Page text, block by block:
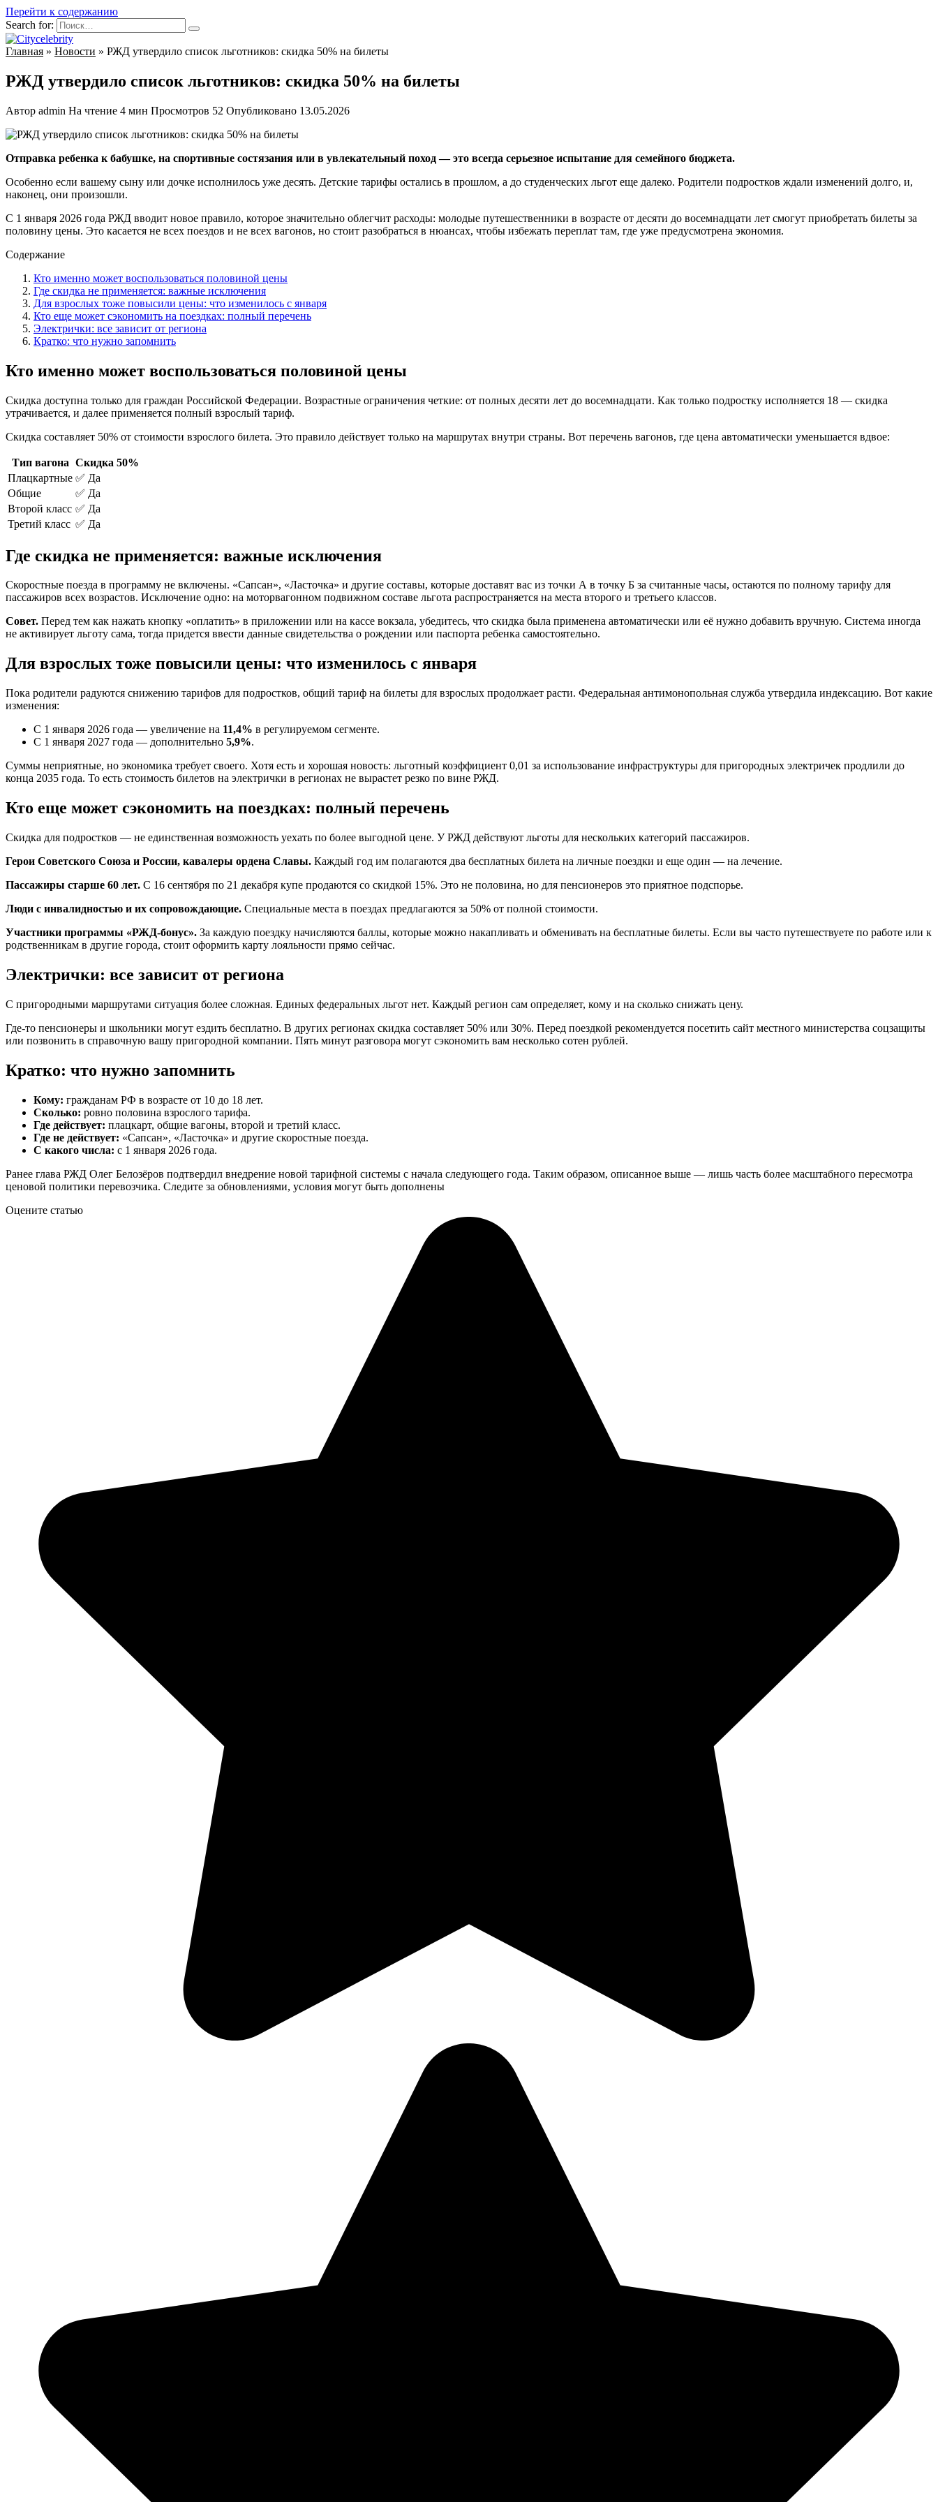
Перейти к содержанию
Search for:
Главная » Новости » РЖД утвердило список льготников: скидка 50% на билеты
РЖД утвердило список льготников: скидка 50% на билеты
Автор admin На чтение 4 мин Просмотров 52 Опубликовано 13.05.2026
Отправка ребенка к бабушке, на спортивные состязания или в увлекательный поход — это всегда серьезное испытание для семейного бюджета.
Особенно если вашему сыну или дочке исполнилось уже десять. Детские тарифы остались в прошлом, а до студенческих льгот еще далеко. Родители подростков ждали изменений долго, и,
наконец, они произошли.
С 1 января 2026 года РЖД вводит новое правило, которое значительно облегчит расходы: молодые путешественники в возрасте от десяти до восемнадцати лет смогут приобретать билеты за
половину цены. Это касается не всех поездов и не всех вагонов, но стоит разобраться в нюансах, чтобы избежать переплат там, где уже предусмотрена экономия.
Содержание
Кто именно может воспользоваться половиной цены
Где скидка не применяется: важные исключения
Для взрослых тоже повысили цены: что изменилось с января
Кто еще может сэкономить на поездках: полный перечень
Электрички: все зависит от региона
Кратко: что нужно запомнить
Кто именно может воспользоваться половиной цены
Скидка доступна только для граждан Российской Федерации. Возрастные ограничения четкие: от полных десяти лет до восемнадцати. Как только подростку исполняется 18 — скидка
утрачивается, и далее применяется полный взрослый тариф.
Скидка составляет 50% от стоимости взрослого билета. Это правило действует только на маршрутах внутри страны. Вот перечень вагонов, где цена автоматически уменьшается вдвое:
Тип вагона Скидка 50%
Плацкартные ✅ Да
Общие
✅ Да
Второй класс ✅ Да
Третий класс ✅ Да
Где скидка не применяется: важные исключения
Скоростные поезда в программу не включены. «Сапсан», «Ласточка» и другие составы, которые доставят вас из точки А в точку Б за считанные часы, остаются по полному тарифу для
пассажиров всех возрастов. Исключение одно: на моторвагонном подвижном составе льгота распространяется на места второго и третьего классов.
Совет. Перед тем как нажать кнопку «оплатить» в приложении или на кассе вокзала, убедитесь, что скидка была применена автоматически или её нужно добавить вручную. Система иногда
не активирует льготу сама, тогда придется ввести данные свидетельства о рождении или паспорта ребенка самостоятельно.
Для взрослых тоже повысили цены: что изменилось с января
Пока родители радуются снижению тарифов для подростков, общий тариф на билеты для взрослых продолжает расти. Федеральная антимонопольная служба утвердила индексацию. Вот какие
изменения:
С 1 января 2026 года — увеличение на 11,4% в регулируемом сегменте.
С 1 января 2027 года — дополнительно 5,9%.
Суммы неприятные, но экономика требует своего. Хотя есть и хорошая новость: льготный коэффициент 0,01 за использование инфраструктуры для пригородных электричек продлили до
конца 2035 года. То есть стоимость билетов на электрички в регионах не вырастет резко по вине РЖД.
Кто еще может сэкономить на поездках: полный перечень
Скидка для подростков — не единственная возможность уехать по более выгодной цене. У РЖД действуют льготы для нескольких категорий пассажиров.
Герои Советского Союза и России, кавалеры ордена Славы. Каждый год им полагаются два бесплатных билета на личные поездки и еще один — на лечение.
Пассажиры старше 60 лет. С 16 сентября по 21 декабря купе продаются со скидкой 15%. Это не половина, но для пенсионеров это приятное подспорье.
Люди с инвалидностью и их сопровождающие. Специальные места в поездах предлагаются за 50% от полной стоимости.
Участники программы «РЖД-бонус». За каждую поездку начисляются баллы, которые можно накапливать и обменивать на бесплатные билеты. Если вы часто путешествуете по работе или к
родственникам в другие города, стоит оформить карту лояльности прямо сейчас.
Электрички: все зависит от региона
С пригородными маршрутами ситуация более сложная. Единых федеральных льгот нет. Каждый регион сам определяет, кому и на сколько снижать цену.
Где-то пенсионеры и школьники могут ездить бесплатно. В других регионах скидка составляет 50% или 30%. Перед поездкой рекомендуется посетить сайт местного министерства соцзащиты
или позвонить в справочную вашу пригородной компании. Пять минут разговора могут сэкономить вам несколько сотен рублей.
Кратко: что нужно запомнить
Кому: гражданам РФ в возрасте от 10 до 18 лет.
Сколько: ровно половина взрослого тарифа.
Где действует: плацкарт, общие вагоны, второй и третий класс.
Где не действует: «Сапсан», «Ласточка» и другие скоростные поезда.
С какого числа: с 1 января 2026 года.
Ранее глава РЖД Олег Белозёров подтвердил внедрение новой тарифной системы с начала следующего года. Таким образом, описанное выше — лишь часть более масштабного пересмотра
ценовой политики перевозчика. Следите за обновлениями, условия могут быть дополнены
Оцените статью